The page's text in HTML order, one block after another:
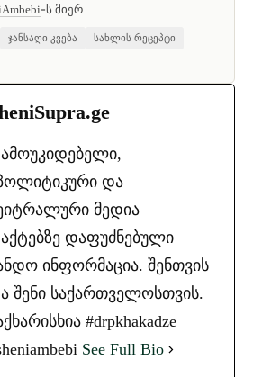
-ს მიერ
ჯანსაღი კვება
სახლის რეცეპტი
და
მედია —
დაფუძნებული
ინფორმაცია. შენთვის
შენი საქართველოსთვის.
#drpkhakadze
See Full Bio